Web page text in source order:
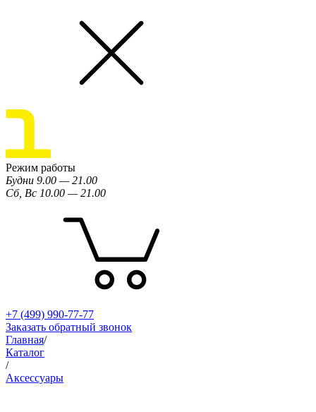
Режим работы
Будни 9.00 — 21.00
Сб, Вс 10.00 — 21.00
+7 (499) 990-77-77
Заказать обратный звонок
Главная/
Каталог
/
Аксессуары